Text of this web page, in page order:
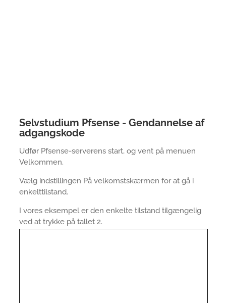
Selvstudium Pfsense - Gendannelse af
adgangskode
Udfør Pfsense-serverens start, og vent på menuen
Velkommen.
Vælg indstillingen På velkomstskærmen for at gå i
enkelttilstand.
I vores eksempel er den enkelte tilstand tilgængelig
ved at trykke på tallet 2.